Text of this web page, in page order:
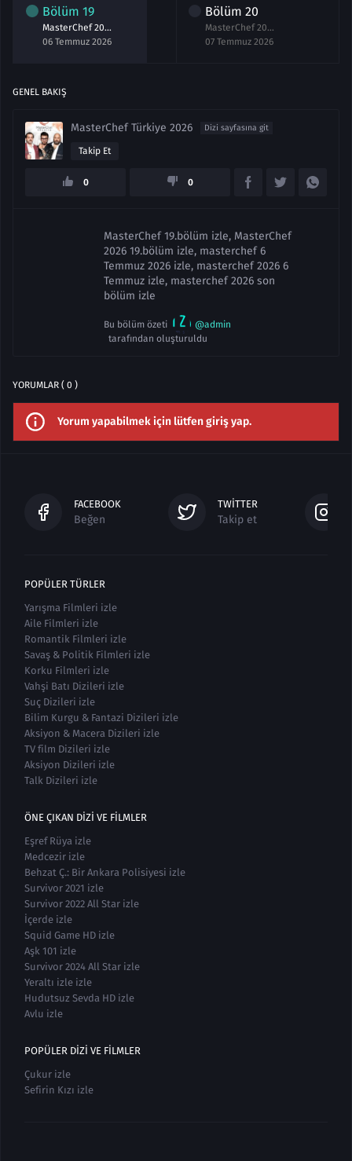
Bölüm 19
MasterChef 2026 19.Bölüm izle 6 Temmuz
06 Temmuz 2026
Bölüm 20
MasterChef 2026 20.Bölüm izle 7 Temmuz
07 Temmuz 2026
GENEL BAKIŞ
MasterChef Türkiye 2026 Dizi sayfasına git
Takip Et
0 0
MasterChef 19.bölüm izle, MasterChef
2026 19.bölüm izle, masterchef 6
Temmuz 2026 izle, masterchef 2026 6
Temmuz izle, masterchef 2026 son
bölüm izle
Bu bölüm özeti
@admin
tarafından oluşturuldu
YORUMLAR ( 0 )
Yorum yapabilmek için lütfen giriş yap.
FACEBOOK
Beğen
TWITTER
Takip et
POPÜLER TÜRLER
Yarışma Filmleri izle
Aile Filmleri izle
Romantik Filmleri izle
Savaş & Politik Filmleri izle
Korku Filmleri izle
Vahşi Batı Dizileri izle
Suç Dizileri izle
Bilim Kurgu & Fantazi Dizileri izle
Aksiyon & Macera Dizileri izle
TV film Dizileri izle
Aksiyon Dizileri izle
Talk Dizileri izle
ÖNE ÇIKAN DIZI VE FILMLER
Eşref Rüya izle
Medcezir izle
Behzat Ç.: Bir Ankara Polisiyesi izle
Survivor 2021 izle
Survivor 2022 All Star izle
İçerde izle
Squid Game HD izle
Aşk 101 izle
Survivor 2024 All Star izle
Yeraltı izle izle
Hudutsuz Sevda HD izle
Avlu izle
POPÜLER DIZI VE FILMLER
Çukur izle
Sefirin Kızı izle